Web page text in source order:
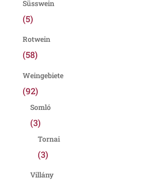
Süsswein
(5)
Rotwein
(58)
Weingebiete
(92)
Somló
(3)
Tornai
(3)
Villány